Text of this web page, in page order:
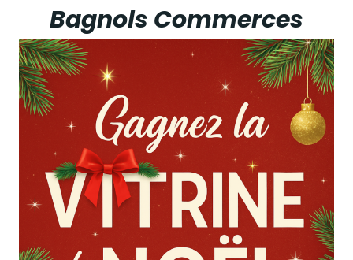
Bagnols Commerces